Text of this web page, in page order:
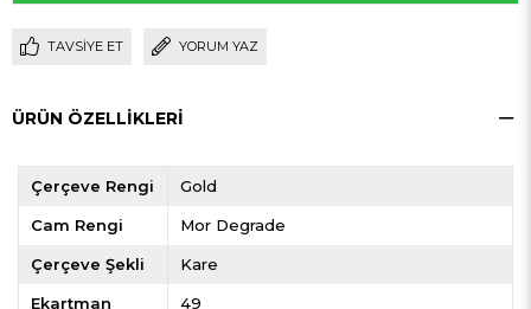
TAVSIYE ET YORUM YAZ
ÜRÜN ÖZELLIKLERI
Çerçeve Rengi Gold
Cam Rengi Mor Degrade
Çerçeve Şekli Kare
Ekartman 49